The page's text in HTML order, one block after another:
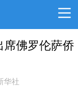
佛罗伦萨侨
华社